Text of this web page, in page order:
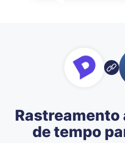
de tempo